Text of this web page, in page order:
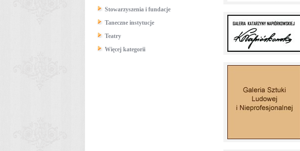
Stowarzyszenia i fundacje
Taneczne instytucje
Teatry
Więcej kategorii